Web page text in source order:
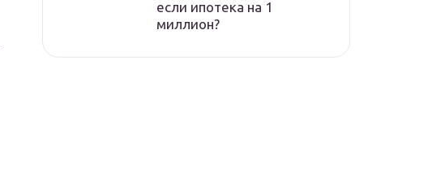
если ипотека на 1
миллион?